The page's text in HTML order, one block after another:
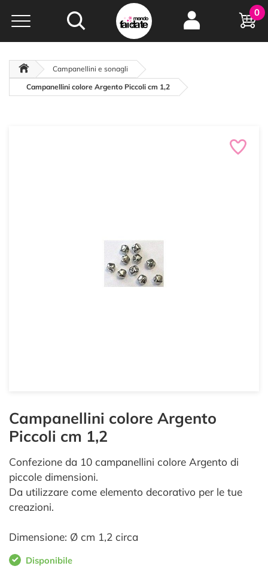
Hobby e
creatività...
0
Campanellini e sonagli
Campanellini colore Argento Piccoli cm 1,2
Campanellini colore Argento
Piccoli cm 1,2
Confezione da 10 campanellini colore Argento di
piccole dimensioni.
Da utilizzare come elemento decorativo per le tue
creazioni.
Dimensione: Ø cm 1,2 circa
Disponibile